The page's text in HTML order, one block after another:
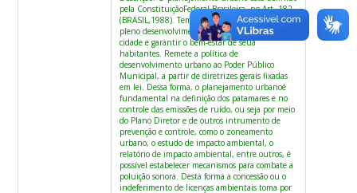
pela ConstituiçãoFederal Brasileira, no Art. 182
(BRASIL,1988). Tem como objetivo ordenar o
pleno desenvolvimento das funções sociais da
cidade e garantir o bem-estar de seua
habitantes. Remete a política de
desenvolvimento urbano ao Poder Público
Municipal, a partir de diretrizes gerais fixadas
em lei. Dessa forma, o planejamento urbanoé
fundamental na definição dos patamares e no
controle das emissões de ruído, ou seja por meio
do Plano Diretor e de outros intrumento de
prevenção e controle, como o zoneamento
urbano, o estudo de impacto ambiental, o
relatório de impacto ambiental, entre outros, é
possível estabelecer mecanismos para combate a
poluição sonora. Desta forma a concessão ou o
indeferimento de licenças ambientais toma por